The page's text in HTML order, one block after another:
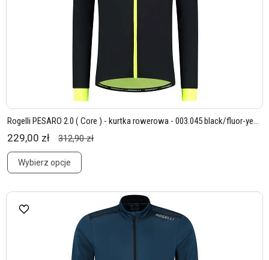
Rogelli PESARO 2.0 ( Core ) - kurtka rowerowa - 003.045 black/fluor-ye...
229,00 zł 312,90 zł
Wybierz opcje